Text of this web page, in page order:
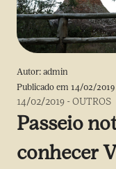
Autor: admin
Publicado em 14/02/2019
14/02/2019 -OUTROS
Passeio
conhecer